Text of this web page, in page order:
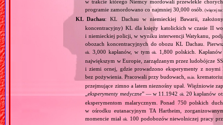
w trakcie którego Niemcy mordowali przewlekle
programie zamordowano co najmniej 30,000 osób.
(więcej
KL Dachau: KL Dachau w niemieckiej Bawarii,
koncentracyjny) KL dla księży katolickich w czasie II
i niemieckiej policji, w wyniku interwencji Watykanu,
obozach koncentracyjnych do obozu KL Dachau.
ok. 3,000 kapłanów, w tymok.
1,800 polskich.
największym w Europie, zarządzanym przez ludobójcze
i ziemi ornej, gdzie prowadzono eksperymenty z
bez pożywienia. Pracowali przy budowach,m.in.
przejmujące zimno a latem nieznośny upał. Więźniowie
„eksperymenty medyczne” — w 11.1942 ok. 20 kapłanów
eksperymentom malarycznym. Ponad 750 polskich
w ośrodku eutanacyjnym TA Hartheim,
momencie miałok. 100 podobozów niewolniczej pracy